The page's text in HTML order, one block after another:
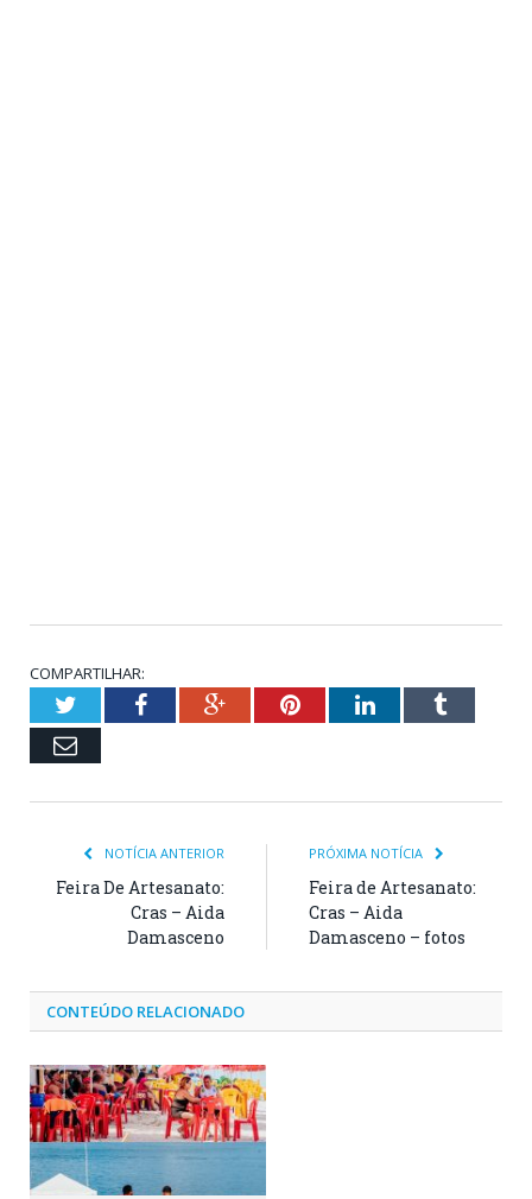
COMPARTILHAR:
TwitterFacebookGoogle+PinterestLinkedInTumblr
Email
NOTÍCIA ANTERIOR
Feira De Artesanato:
Cras – Aida
Damasceno
PRÓXIMA NOTÍCIA
Feira de Artesanato:
Cras – Aida
Damasceno – fotos
CONTEÚDO RELACIONADO